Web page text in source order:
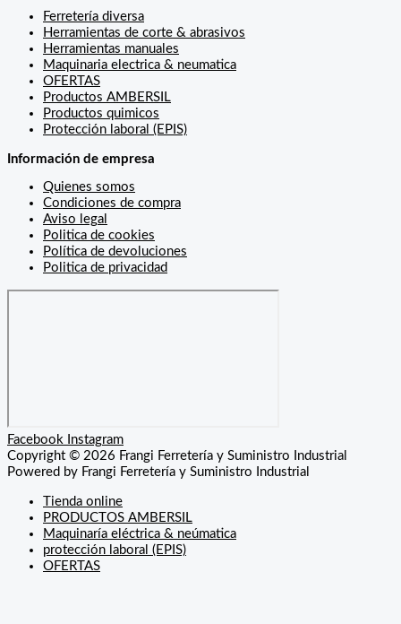
Ferretería diversa
Herramientas de corte & abrasivos
Herramientas manuales
Maquinaria electrica & neumatica
OFERTAS
Productos AMBERSIL
Productos quimicos
Protección laboral (EPIS)
Información de empresa
Quienes somos
Condiciones de compra
Aviso legal
Politica de cookies
Política de devoluciones
Politica de privacidad
Facebook Instagram
Copyright © 2026 Frangi Ferretería y Suministro Industrial
Powered by Frangi Ferretería y Suministro Industrial
Tienda online
PRODUCTOS AMBERSIL
Maquinaría eléctrica & neúmatica
protección laboral (EPIS)
OFERTAS